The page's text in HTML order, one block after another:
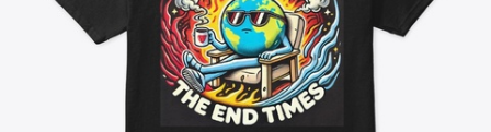
Venda em todo lugar
Venda qualquer coisa